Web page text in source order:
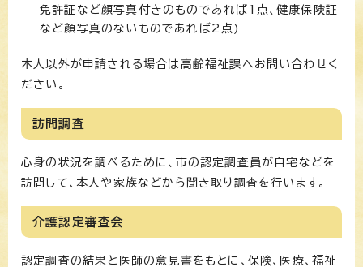
免許証など顔写真付きのものであれば1点、健康保険証
など顔写真のないものであれば2点)
本人以外が申請される場合は高齢福祉課へお問い合わせく
ださい。
訪問調査
心身の状況を調べるために、市の認定調査員が自宅などを
訪問して、本人や家族などから聞き取り調査を行います。
介護認定審査会
認定調査の結果と医師の意見書をもとに、保険、医療、福祉